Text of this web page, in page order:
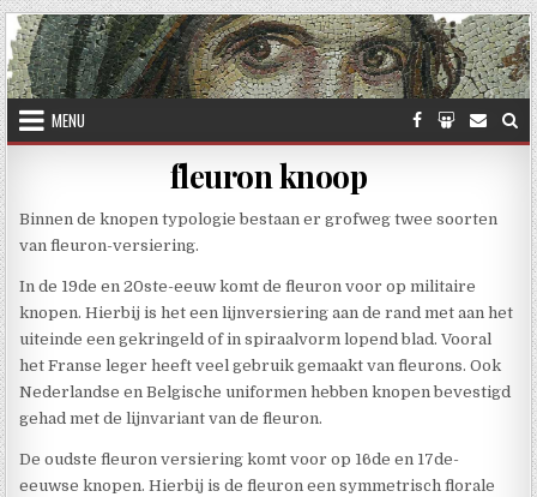
Skip to content
MENU
fleuron knoop
Binnen de knopen typologie bestaan er grofweg twee soorten
van fleuron-versiering.
In de 19de en 20ste-eeuw komt de fleuron voor op militaire
knopen. Hierbij is het een lijnversiering aan de rand met aan het
uiteinde een gekringeld of in spiraalvorm lopend blad. Vooral
het Franse leger heeft veel gebruik gemaakt van fleurons. Ook
Nederlandse en Belgische uniformen hebben knopen bevestigd
gehad met de lijnvariant van de fleuron.
De oudste fleuron versiering komt voor op 16de en 17de-
eeuwse knopen. Hierbij is de fleuron een symmetrisch florale